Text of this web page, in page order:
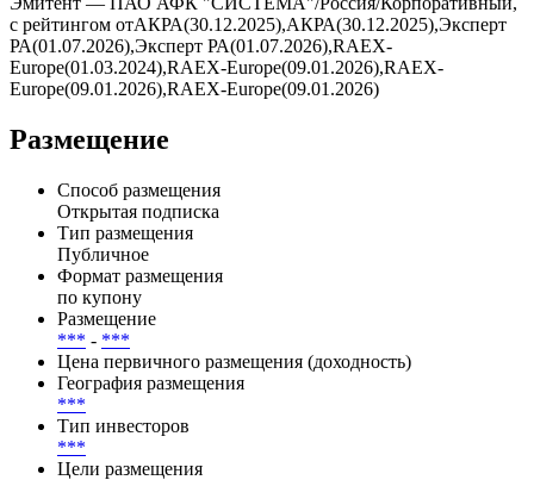
с рейтингом отАКРА(30.12.2025),АКРА(30.12.2025),Эксперт
РА(01.07.2026),Эксперт РА(01.07.2026),RAEX-
Europe(01.03.2024),RAEX-Europe(09.01.2026),RAEX-
Europe(09.01.2026),RAEX-Europe(09.01.2026)
Размещение
Способ размещения
Открытая подписка
Тип размещения
Публичное
Формат размещения
по купону
Размещение
*** - ***
Цена первичного размещения (доходность)
География размещения
***
Тип инвесторов
***
Цели размещения